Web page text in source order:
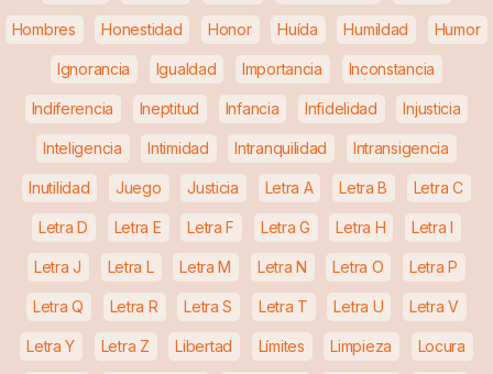
Hombres Honestidad Honor Huída Humildad Humor
Ignorancia Igualdad Importancia Inconstancia
Indiferencia Ineptitud Infancia Infidelidad Injusticia
Inteligencia Intimidad Intranquilidad Intransigencia
Inutilidad Juego Justicia Letra A Letra B Letra C
Letra D Letra E Letra F Letra G Letra H Letra I
Letra J Letra L Letra M Letra N Letra O Letra P
Letra Q Letra R Letra S Letra T Letra U Letra V
Letra Y Letra Z Libertad Límites Limpieza Locura